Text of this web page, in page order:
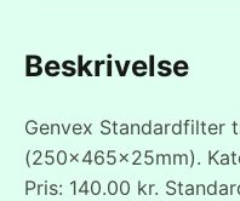
Beskrivelse
Genvex Standardfilter
(250x465x25mm).
Pris: 140.00 kr.